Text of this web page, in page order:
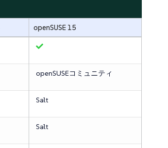
openSUSE 15
openSUSEコミュニティ
Salt
Salt